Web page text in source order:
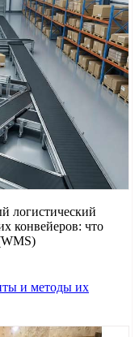
логистический
конвейеров: что
и методы их